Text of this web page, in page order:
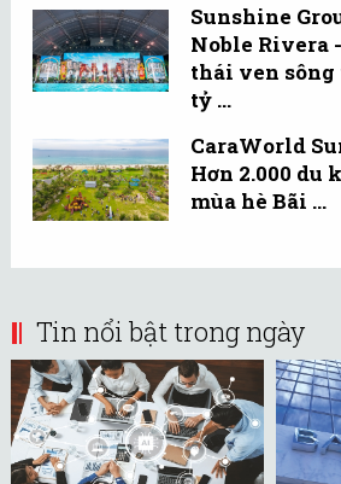
Sunshine
Noble Rivera
thái ven
tỷ ...
CaraWorld
Hơn 2.000 du
mùa hè Bãi ...
Tin nổi bật trong ngày